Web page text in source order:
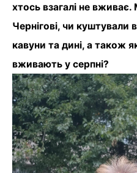
хтось взагалі не
Чернігові, чи куштували
кавуни та дині, а також
вживають у серпні?